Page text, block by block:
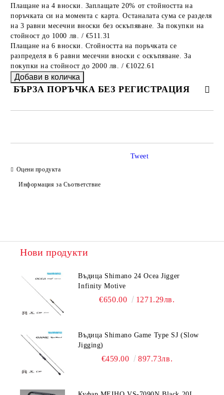
Плащане на 4 вноски. Заплащате 20% от стойността на
поръчката си на момента с карта. Останалата сума се разделя
на 3 равни месечни вноски без оскъпяване. За покупки на
стойност до 1000 лв. / €511.31
Плащане на 6 вноски. Стойността на поръчката се
разпределя в 6 равни месечни вноски с оскъпяване. За
покупки на стойност до 2000 лв. / €1022.61
БЪРЗА ПОРЪЧКА БЕЗ РЕГИСТРАЦИЯ
Ние ще се свържем с вас в рамките на работния ден.
Оцени продукта
Информация за Съответствие
Tweet
Нови продукти
Въдица Shimano 24 Ocea Jigger
Infinity Motive
€650.00 1271.29лв.
Въдица Shimano Game Type SJ (Slow
Jigging)
€459.00 897.73лв.